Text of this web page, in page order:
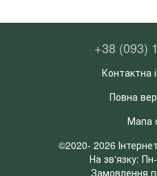
+38 (093)
Контактна
Повна
Мапа
©2020- 2026
На зв'язку:
Замовлення